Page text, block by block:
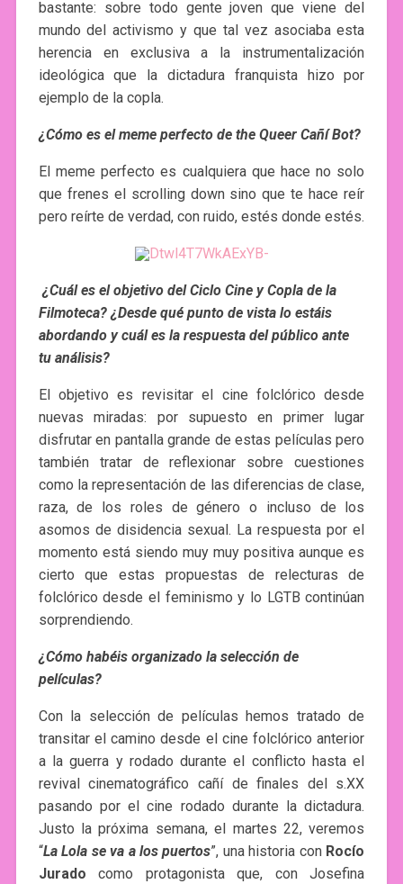
bastante: sobre todo gente joven que viene del
mundo del activismo y que tal vez asociaba esta
herencia en exclusiva a la instrumentalización
ideológica que la dictadura franquista hizo por
ejemplo de la copla.
¿Cómo es el meme perfecto de the Queer Cañí Bot?
El meme perfecto es cualquiera que hace no solo
que frenes el scrolling down sino que te hace reír
pero reírte de verdad, con ruido, estés donde estés.
¿Cuál es el objetivo del Ciclo Cine y Copla de la
Filmoteca? ¿Desde qué punto de vista lo estáis
abordando y cuál es la respuesta del público ante
tu análisis?
El objetivo es revisitar el cine folclórico desde
nuevas miradas: por supuesto en primer lugar
disfrutar en pantalla grande de estas películas pero
también tratar de reflexionar sobre cuestiones
como la representación de las diferencias de clase,
raza, de los roles de género o incluso de los
asomos de disidencia sexual. La respuesta por el
momento está siendo muy muy positiva aunque es
cierto que estas propuestas de relecturas de
folclórico desde el feminismo y lo LGTB continúan
sorprendiendo.
¿Cómo habéis organizado la selección de
películas?
Con la selección de películas hemos tratado de
transitar el camino desde el cine folclórico anterior
a la guerra y rodado durante el conflicto hasta el
revival cinematográfico cañí de finales del s.XX
pasando por el cine rodado durante la dictadura.
Justo la próxima semana, el martes 22, veremos
“La Lola se va a los puertos”, una historia con Rocío
Jurado como protagonista que, con Josefina